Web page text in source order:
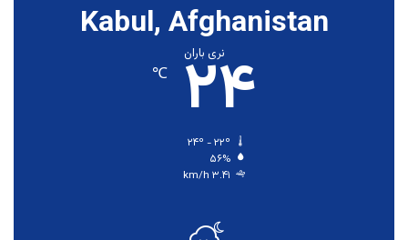
Kabul, Afghanistan
نری باران
۲۴ ℃
۵۶%
۳.۴۱ km/h